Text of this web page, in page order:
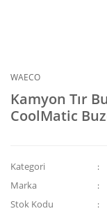
WAECO
Kamyon Tır
CoolMatic
Kategori
Marka
Stok Kodu